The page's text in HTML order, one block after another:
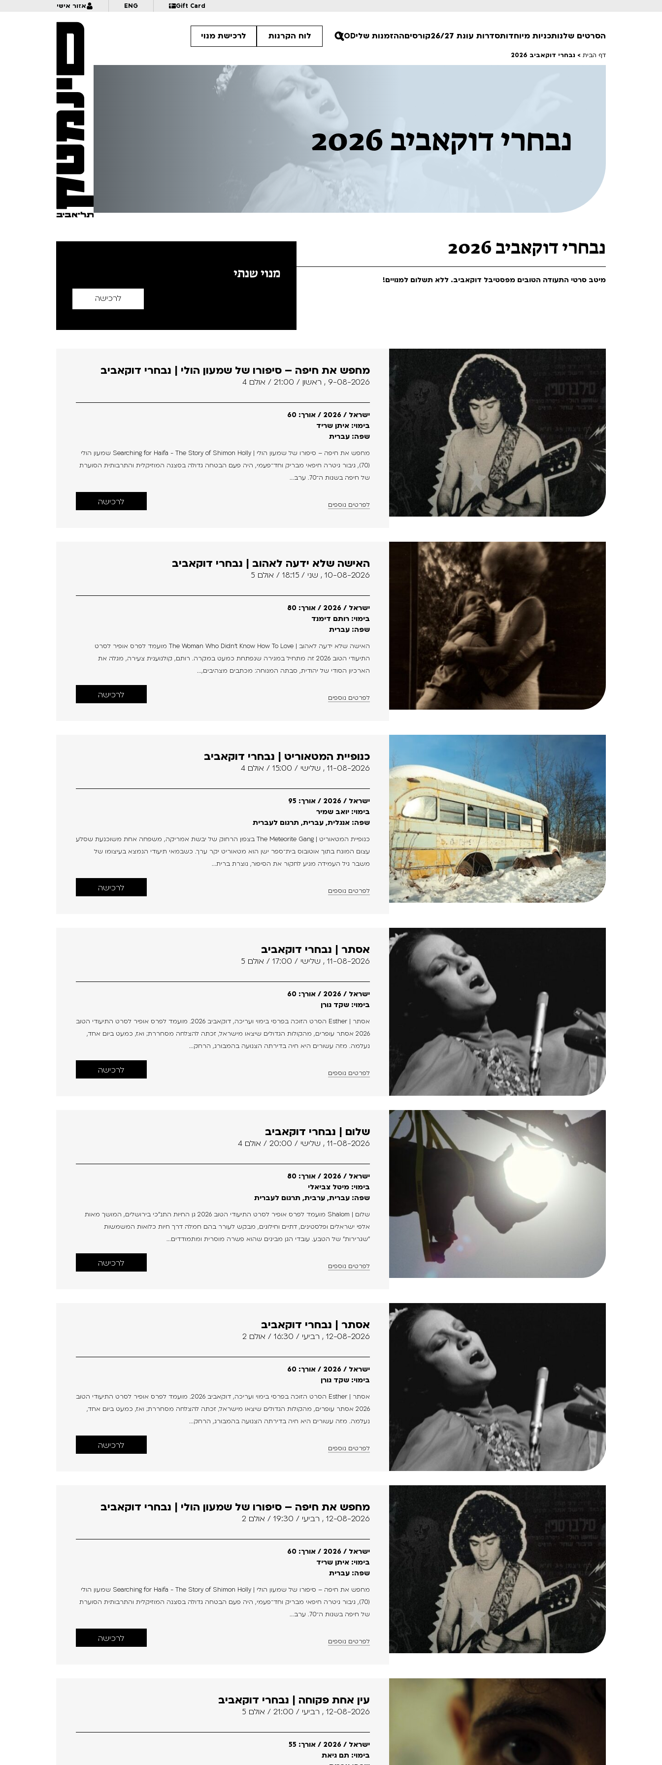
Gift Card
ENG אזור אישי
הסרטים שלנו
לילדים ולכל המשפחה
הקרנות על פופים
אפטר בסינמטק
לפי ימים
פסטיבל אנימיקס 2026
תכניות מיוחדותסדרות עונת 26/27 קורסיםההזמנות שליVOD לוח הקרנות לרכישת מנוי
דף הבית > נבחרי דוקאביב 2026
נבחרי דוקאביב 2026
נבחרי דוקאביב 2026
מיטב סרטי התעודה הטובים מפסטיבל דוקאביב. ללא תשלום למנויים!
מנוי שנתי
לרכישה
מחפש את חיפה – סיפורו של שמעון הולי | נבחרי דוקאביב
9-08-2026 , ראשון / 21:00 / אולם 4
ישראל / 2026 / אורך: 60
בימוי: איתן שריד
שפה: עברית
מחפש את חיפה – סיפורו של שמעון הולי | Searching for Haifa - The Story of Shimon Holly שמעון הולי
(70), גיבור גיטרה חיפאי מבריק וחד־פעמי, היה פעם הבטחה גדולה בסצנה המוזיקלית והתרבותית הסוערת
של חיפה בשנות ה־70. ערב...
לפרטים נוספים לרכישה
האישה שלא ידעה לאהוב | נבחרי דוקאביב
10-08-2026 , שני / 18:15 / אולם 5
ישראל / 2026 / אורך: 80
בימוי: רותם דימנד
שפה: עברית
האישה שלא ידעה לאהוב | The Woman Who Didn't Know How To Love מועמד לפרס אופיר לסרט
התיעודי הטוב 2026 זה מתחיל במגירה שנפתחת כמעט במקרה. רותם, קולנוענית צעירה, מגלה את
הארכיון הסודי של יהודית, סבתה המנוחה: מכתבים מצהיבים,...
לפרטים נוספים לרכישה
כנופיית המטאוריט | נבחרי דוקאביב
11-08-2026 , שלישי / 15:00 / אולם 4
ישראל / 2026 / אורך: 95
בימוי: יואב שמיר
שפה: אנגלית, עברית, תרגום לעברית
כנופיית המטאוריט | The Meteorite Gang בצפון הרחוק של יבשת אמריקה, משפחה אחת משוכנעת שסלע
עצום המונח בתוך אוטובוס בית־ספר ישן הוא מטאוריט יקר ערך. כשבמאי תיעודי הנמצא בעיצומו של
משבר גיל העמידה מגיע לחקור את הסיפור, נוצרת ברית...
לפרטים נוספים לרכישה
אסתר | נבחרי דוקאביב
11-08-2026 , שלישי / 17:00 / אולם 5
ישראל / 2026 / אורך: 60
בימוי: שקד גורן
אסתר | Esther הסרט הזוכה בפרסי בימוי ועריכה, דוקאביב 2026. מועמד לפרס אופיר לסרט התיעודי הטוב
2026 אסתר עופרים, מהקולות הגדולים שיצאו מישראל, זכתה להצלחה מסחררת; ואז, כמעט ביום אחד,
נעלמה. מזה עשורים היא חיה בדירתה הצנועה בהמבורג, הרחק...
לפרטים נוספים לרכישה
שלום | נבחרי דוקאביב
11-08-2026 , שלישי / 20:00 / אולם 4
ישראל / 2026 / אורך: 80
בימוי: מיטל צביאלי
שפה: עברית, ערבית, תרגום לעברית
שלום | Shalom מועמד לפרס אופיר לסרט התיעודי הטוב 2026 גן החיות התנ"כי בירושלים, המושך מאות
אלפי ישראלים ופלסטינים, דתיים וחילונים, מבקש לעורר בהם חמלה דרך חיות כלואות המשמשות
"שגרירות" של הטבע. עובדי הגן מבינים שהוא פשרה מוסרית ומתמודדים...
לפרטים נוספים לרכישה
אסתר | נבחרי דוקאביב
12-08-2026 , רביעי / 16:30 / אולם 2
ישראל / 2026 / אורך: 60
בימוי: שקד גורן
אסתר | Esther הסרט הזוכה בפרסי בימוי ועריכה, דוקאביב 2026. מועמד לפרס אופיר לסרט התיעודי הטוב
2026 אסתר עופרים, מהקולות הגדולים שיצאו מישראל, זכתה להצלחה מסחררת; ואז, כמעט ביום אחד,
נעלמה. מזה עשורים היא חיה בדירתה הצנועה בהמבורג, הרחק...
לפרטים נוספים לרכישה
מחפש את חיפה – סיפורו של שמעון הולי | נבחרי דוקאביב
12-08-2026 , רביעי / 19:30 / אולם 2
ישראל / 2026 / אורך: 60
בימוי: איתן שריד
שפה: עברית
מחפש את חיפה – סיפורו של שמעון הולי | Searching for Haifa - The Story of Shimon Holly שמעון הולי
(70), גיבור גיטרה חיפאי מבריק וחד־פעמי, היה פעם הבטחה גדולה בסצנה המוזיקלית והתרבותית הסוערת
של חיפה בשנות ה־70. ערב...
לפרטים נוספים לרכישה
עין אחת פקוחה | נבחרי דוקאביב
12-08-2026 , רביעי / 21:00 / אולם 5
ישראל / 2026 / אורך: 55
בימוי: תם גיאת